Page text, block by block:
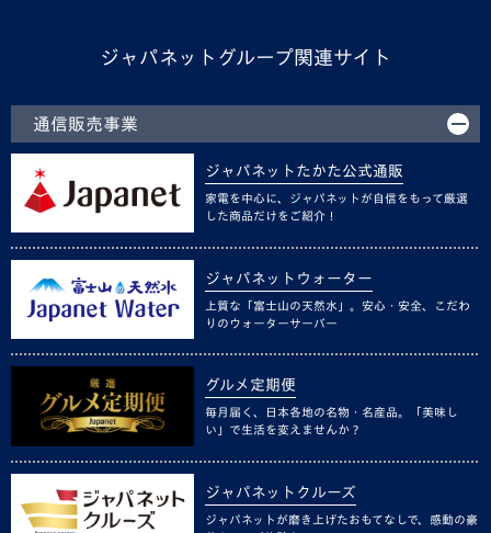
ジャパネットグループ関連サイト
通信販売事業
ジャパネットたかた公式通販
家電を中心に、ジャパネットが自信をもって厳選
した商品だけをご紹介！
ジャパネットウォーター
上質な「富士山の天然水」。安心・安全、こだわ
りのウォーターサーバー
グルメ定期便
毎月届く、日本各地の名物・名産品。「美味し
い」で生活を変えませんか？
ジャパネットクルーズ
ジャパネットが磨き上げたおもてなしで、感動の豪